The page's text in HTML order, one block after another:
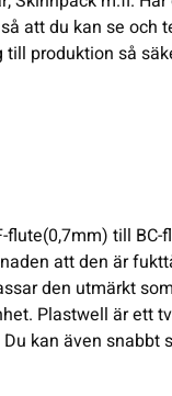
att du kan se
till produktion så
flute(0,7mm) till BC-
att den är
den utmärkt
Plastwell är ett
kan även